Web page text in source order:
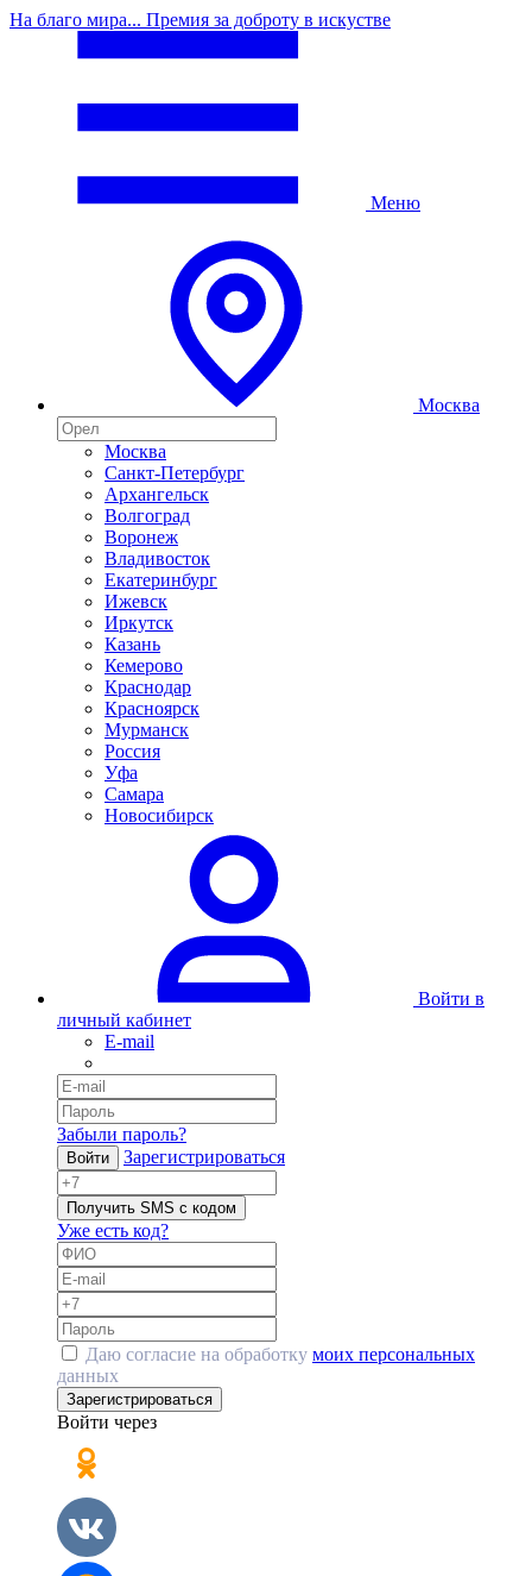
На благо мира... Премия за доброту в искустве
Меню
Москва
Москва
Санкт-Петербург
Архангельск
Волгоград
Воронеж
Владивосток
Екатеринбург
Ижевск
Иркутск
Казань
Кемерово
Краснодар
Красноярск
Мурманск
Россия
Уфа
Самара
Новосибирск
Войти в
личный кабинет
E-mail
Забыли пароль?
Войти Зарегистрироваться
Получить SMS с кодом
Уже есть код?
Даю согласие на обработку моих персональных
данных
Зарегистрироваться
Войти через